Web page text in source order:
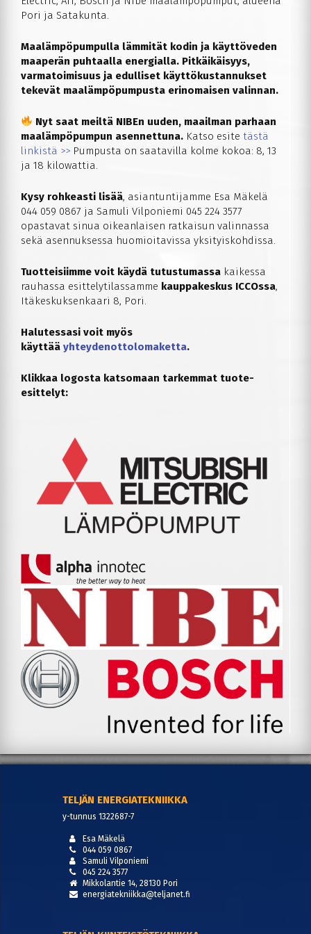
Pori ja Satakunta.
Maalämpöpumpulla lämmität kodin ja käyttöveden
maaperän puhtaalla energialla. Pitkäikäisyys,
varmatoimisuus ja edulliset käyttökustannukset
tekevät maalämpöpumpusta erinomaisen valinnan.
Nyt saat meiltä NIBEn uuden, maailman parhaan
maalämpöpumpun asennettuna. Katso esite tästä
linkistä >> Pumpusta on saatavilla kolme kokoa: 8, 13
ja 18 kilowattia.
Kysy rohkeasti lisää, asiantuntijamme Esa Mäkelä
044 059 0867 ja Samuli Vilponiemi 045 224 3577
opastavat sinua oikeanlaisen ratkaisun valinnassa
sekä asennuksessa huomioitavissa yksityiskohdissa.
Tuotteisiimme voit käydä tutustumassa kaikessa
rauhassa esittelytilassamme kauppakeskus ICCOssa,
Itäkeskuksenkaari 8, Pori.
Halutessasi voit myös
käyttää yhteydenottolomaketta.
Klikkaa logosta katsomaan tarkemmat tuote-
esittelyt:
TELJÄN ENERGIATEKNIIKKA
y-tunnus 1322687-7
Esa Mäkelä
044 059 0867
Samuli Vilponiemi
045 224 3577
Mikkolantie 14, 28130 Pori
energiatekniikka@teljanet.fi